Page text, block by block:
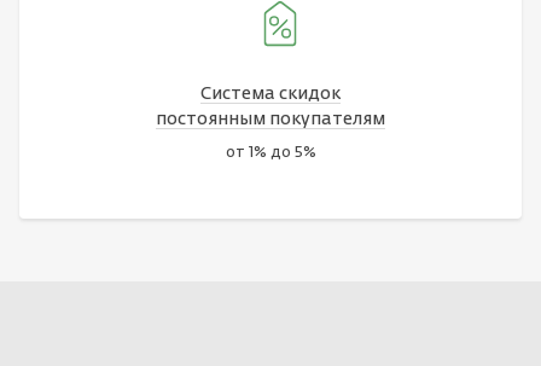
Система скидок
постоянным покупателям
от 1% до 5%